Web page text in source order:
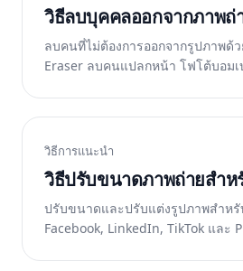
วิธีลบบุคคลออกจากภาพถ่
ลบคนที่ไม่ต้องการออกจากรูปภาพด้
Eraser ลบคนแปลกหน้า โฟโต้บอม
วิธีการแนะนำ
วิธีปรับขนาดภาพถ่ายสำห
ปรับขนาดและปรับแต่งรูปภาพสำห
Facebook, LinkedIn, TikTok และ